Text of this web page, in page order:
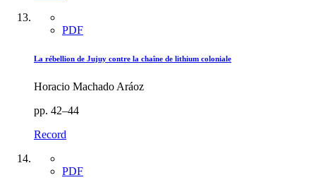
PDF
La rébellion de Jujuy contre la chaîne de lithium coloniale
Horacio Machado Aráoz
pp. 42–44
Record
PDF